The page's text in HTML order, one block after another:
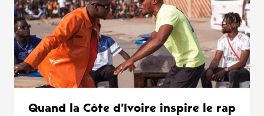
Quand la Côte d’Ivoire inspire le rap